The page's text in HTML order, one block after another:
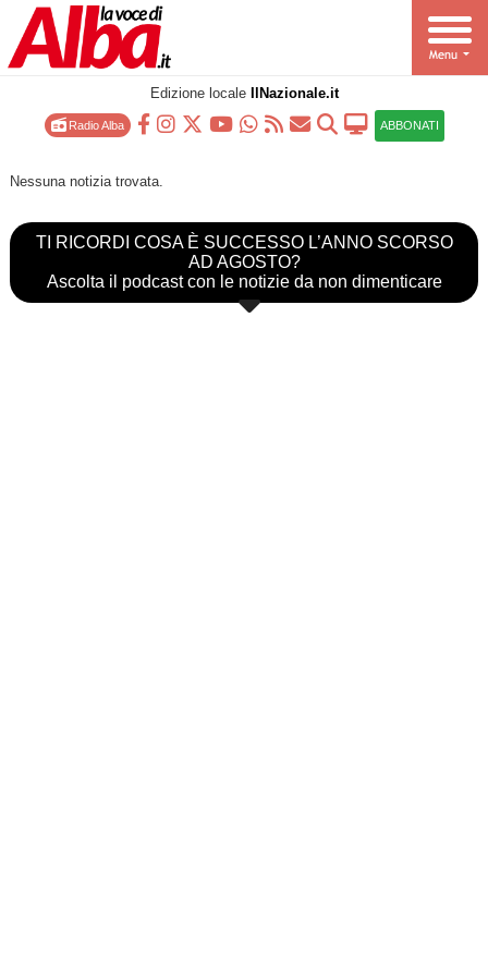
Edizione locale IlNazionale.it
Radio Alba ABBONATI
Nessuna notizia trovata.
TI RICORDI COSA È SUCCESSO L’ANNO SCORSO
AD AGOSTO?
Ascolta il podcast con le notizie da non dimenticare